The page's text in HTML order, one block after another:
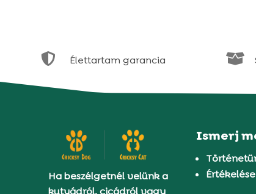
 Élettartam garancia 
Ha beszélgetnél velünk a
kutyádról, cicádról vagy
Ismerj